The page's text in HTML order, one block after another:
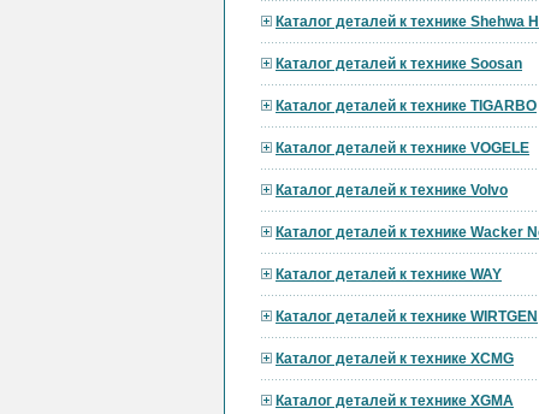
Каталог деталей к технике Shehwa
Каталог деталей к технике Soosan
Каталог деталей к технике TIGARBO
Каталог деталей к технике VOGELE
Каталог деталей к технике Volvo
Каталог деталей к технике Wacker
Каталог деталей к технике WAY
Каталог деталей к технике WIRTGEN
Каталог деталей к технике XCMG
Каталог деталей к технике XGMA